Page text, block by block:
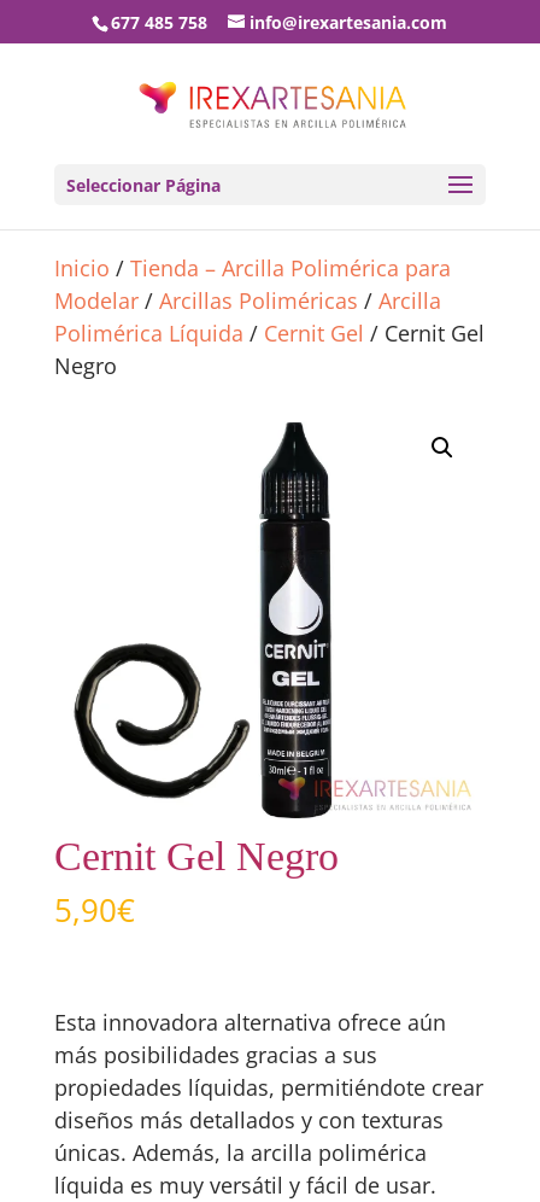
677 485 758 info@irexartesania.com
Seleccionar Página
Inicio / Tienda – Arcilla Polimérica para
Modelar/ Arcillas Poliméricas / Arcilla
Polimérica Líquida / Cernit Gel / Cernit Gel
Negro
Cernit Gel Negro
5,90€
Esta innovadora alternativa ofrece aún
más posibilidades gracias a sus
propiedades líquidas, permitiéndote crear
diseños más detallados y con texturas
únicas. Además, la arcilla polimérica
líquida es muy versátil y fácil de usar.